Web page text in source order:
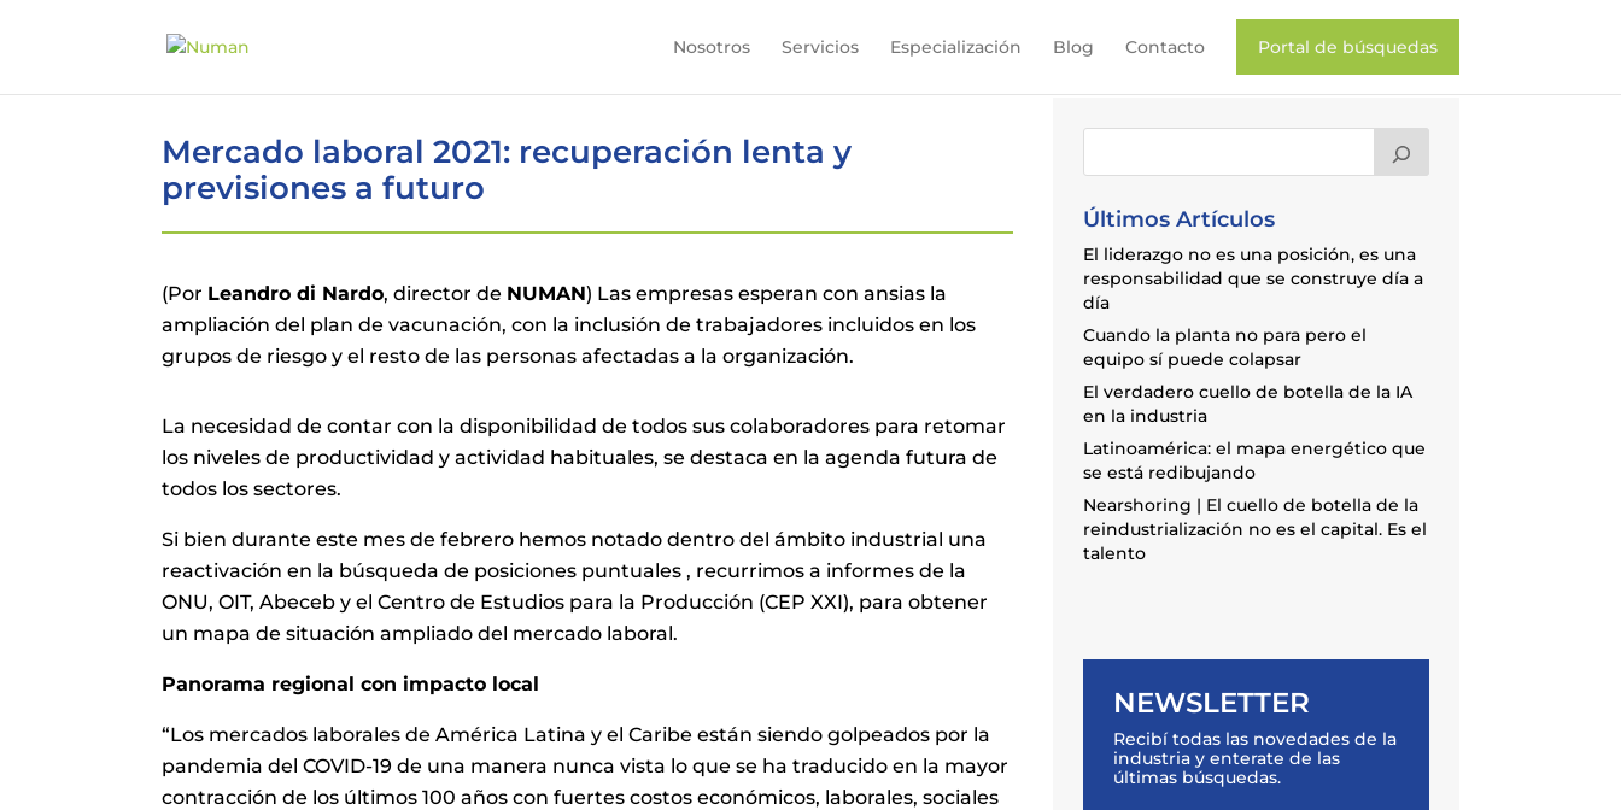
Nosotros Servicios Especialización Blog Contacto Portal de búsquedas
Mercado laboral 2021: recuperación lenta y
previsiones a futuro
(Por Leandro di Nardo, director de NUMAN) Las empresas esperan con ansias la
ampliación del plan de vacunación, con la inclusión de trabajadores incluidos en los
grupos de riesgo y el resto de las personas afectadas a la organización.
La necesidad de contar con la disponibilidad de todos sus colaboradores para retomar
los niveles de productividad y actividad habituales, se destaca en la agenda futura de
todos los sectores.
Si bien durante este mes de febrero hemos notado dentro del ámbito industrial una
reactivación en la búsqueda de posiciones puntuales , recurrimos a informes de la
ONU, OIT, Abeceb y el Centro de Estudios para la Producción (CEP XXI), para obtener
un mapa de situación ampliado del mercado laboral.
Panorama regional con impacto local
“Los mercados laborales de América Latina y el Caribe están siendo golpeados por la
pandemia del COVID-19 de una manera nunca vista lo que se ha traducido en la mayor
contracción de los últimos 100 años con fuertes costos económicos, laborales, sociales
Últimos Artículos
El liderazgo no es una posición, es una
responsabilidad que se construye día a
día
Cuando la planta no para pero el
equipo sí puede colapsar
El verdadero cuello de botella de la IA
en la industria
Latinoamérica: el mapa energético que
se está redibujando
Nearshoring | El cuello de botella de la
reindustrialización no es el capital. Es el
talento
NEWSLETTER
Recibí todas las novedades de la
industria y enterate de las
últimas búsquedas.